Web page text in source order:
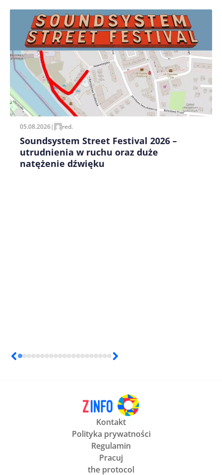
Zapamiętaj moje dane w tej przeglądarce podczas
pisania kolejnych komentarzy.
05.08.2026| red.
Soundsystem Street Festival 2026 –
utrudnienia w ruchu oraz duże
natężenie dźwięku
Kontakt
Polityka prywatności
Regulamin
Pracuj
the protocol